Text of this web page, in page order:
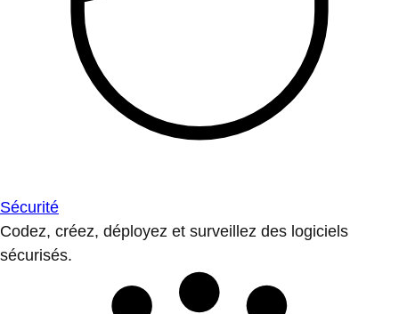
Sécurité
Codez, créez, déployez et surveillez des logiciels
sécurisés.